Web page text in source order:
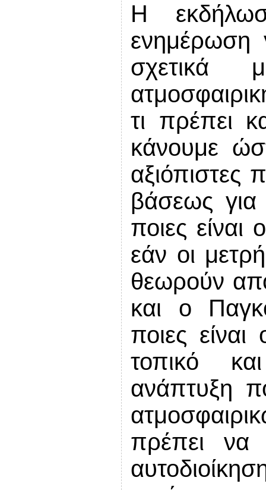
Η
ενημέρωση
τι πρέπει
κάνουμε
αξιόπιστες
βάσεως
ποιες είναι
εάν οι
θεωρούν
και ο
ποιες
τοπικό
ανάπτυξη
πρέπει να